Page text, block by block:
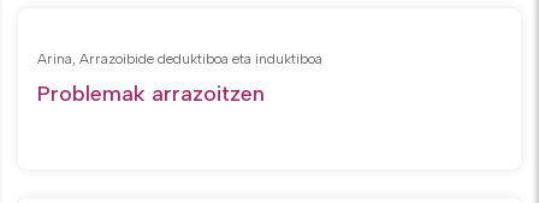
Arina, Arrazoibide deduktiboa eta induktiboa
Problemak arrazoitzen